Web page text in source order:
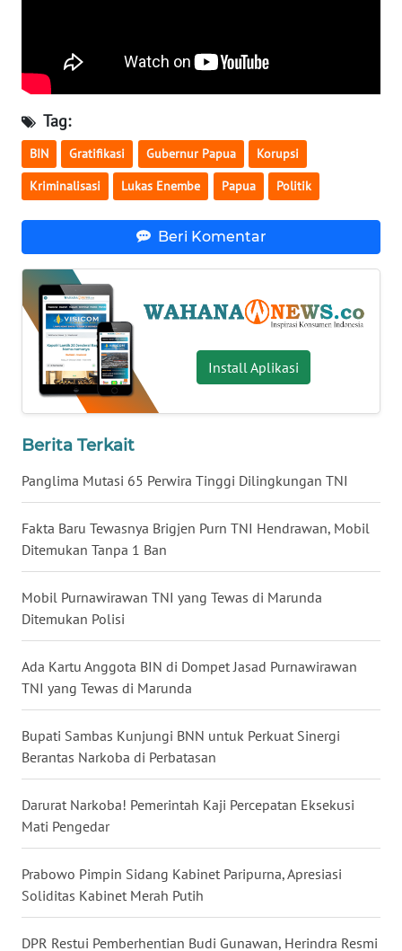
Tag:
BIN Gratifikasi Gubernur Papua Korupsi
Kriminalisasi Lukas Enembe Papua Politik
Beri Komentar
Install Aplikasi
Berita Terkait
Panglima Mutasi 65 Perwira Tinggi Dilingkungan TNI
Fakta Baru Tewasnya Brigjen Purn TNI Hendrawan, Mobil
Ditemukan Tanpa 1 Ban
Mobil Purnawirawan TNI yang Tewas di Marunda
Ditemukan Polisi
Ada Kartu Anggota BIN di Dompet Jasad Purnawirawan
TNI yang Tewas di Marunda
Bupati Sambas Kunjungi BNN untuk Perkuat Sinergi
Berantas Narkoba di Perbatasan
Darurat Narkoba! Pemerintah Kaji Percepatan Eksekusi
Mati Pengedar
Prabowo Pimpin Sidang Kabinet Paripurna, Apresiasi
Soliditas Kabinet Merah Putih
DPR Restui Pemberhentian Budi Gunawan, Herindra Resmi
BARAT
RIAU
WN
SERAMBI
WN
SULTRA
WN
NTB
WN
WN
SULBAR
WN
BABEL
WN
SUMBAR
WN